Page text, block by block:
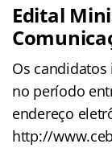
Edital
Os
no período
endereço
http://